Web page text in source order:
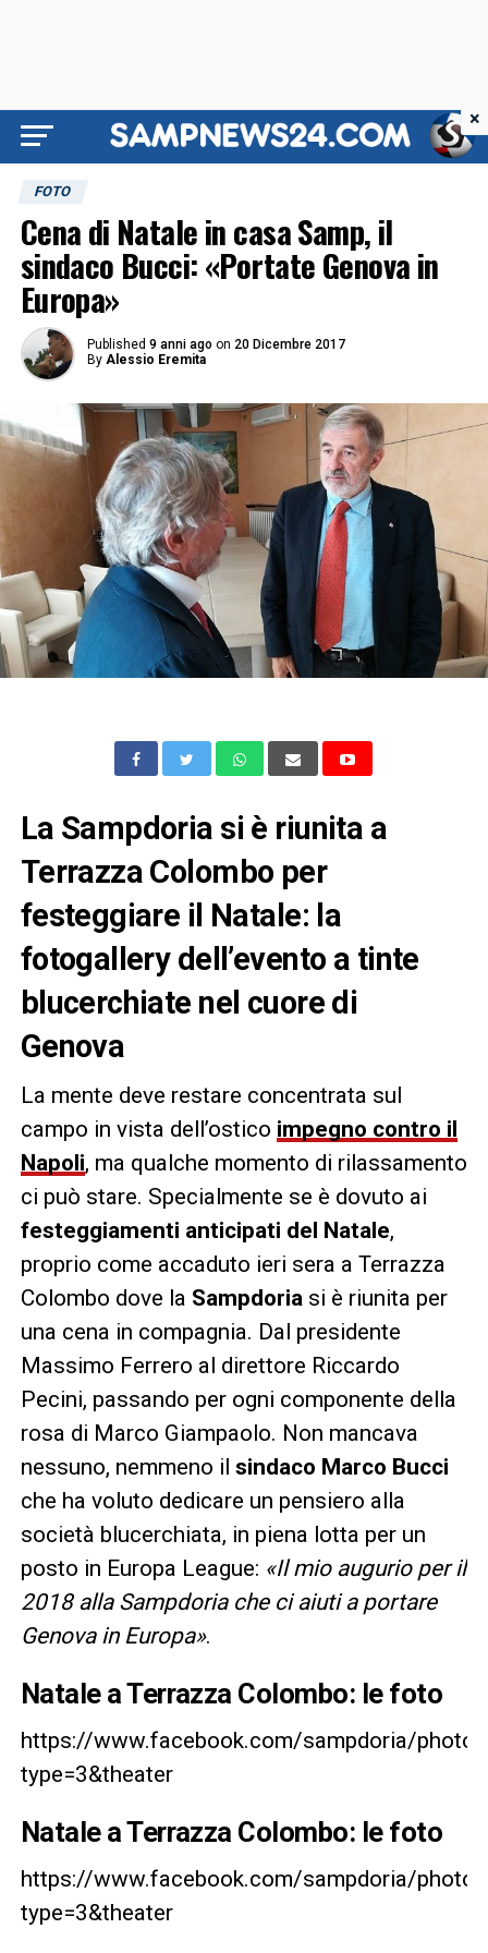
FOTO
Cena di Natale in casa Samp, il
sindaco Bucci: «Portate Genova in
Europa»
Published 9 anni ago on 20 Dicembre 2017
By Alessio Eremita
La Sampdoria si è riunita a
Terrazza Colombo per
festeggiare il Natale: la
fotogallery dell’evento a tinte
blucerchiate nel cuore di
Genova
La mente deve restare concentrata sul
campo in vista dell’ostico impegno contro il
Napoli, ma qualche momento di rilassamento
ci può stare. Specialmente se è dovuto ai
festeggiamenti anticipati del Natale,
proprio come accaduto ieri sera a Terrazza
Colombo dove la Sampdoria si è riunita per
una cena in compagnia. Dal presidente
Massimo Ferrero al direttore Riccardo
Pecini, passando per ogni componente della
rosa di Marco Giampaolo. Non mancava
nessuno, nemmeno il sindaco Marco Bucci
che ha voluto dedicare un pensiero alla
società blucerchiata, in piena lotta per un
posto in Europa League: «Il mio augurio per il
2018 alla Sampdoria che ci aiuti a portare
Genova in Europa».
Natale a Terrazza Colombo: le foto
https://www.facebook.com/sampdoria/
type=3&theater
Natale a Terrazza Colombo: le foto
https://www.facebook.com/sampdoria/
type=3&theater
×